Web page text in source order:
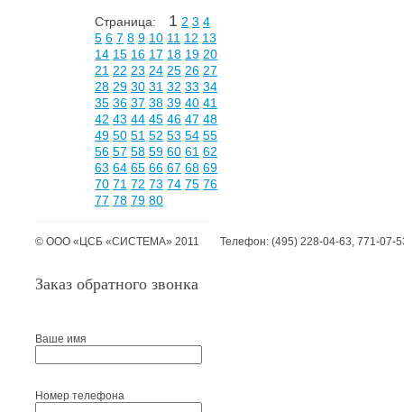
Страница: 1 2 3 4
5 6 7 8 9 10 11 12 13
14 15 16 17 18 19 20
21 22 23 24 25 26 27
28 29 30 31 32 33 34
35 36 37 38 39 40 41
42 43 44 45 46 47 48
49 50 51 52 53 54 55
56 57 58 59 60 61 62
63 64 65 66 67 68 69
70 71 72 73 74 75 76
77 78 79 80
© ООО «ЦСБ «СИСТЕМА» 2011 Телефон: (495) 228-04-63, 771-07-
Заказ обратного звонка
Ваше имя
Номер телефона